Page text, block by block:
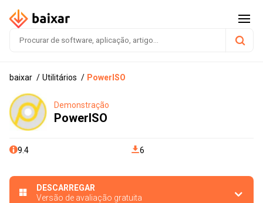
baixar Utilitários PowerISO
Demonstração
PowerISO
9.4 6
DESCARREGAR
Versão de avaliação gratuita